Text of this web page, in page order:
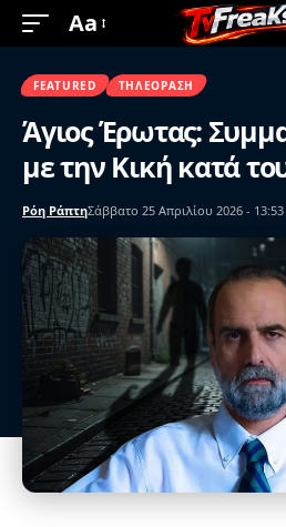
Aa
FEATURED ΤΗΛΕΌΡΑΣΗ
Άγιος Έρωτας:
με την Κική κατά
Ρόη ΡάπτηΣάββατο 25 Απριλίου 2026 - 13:53